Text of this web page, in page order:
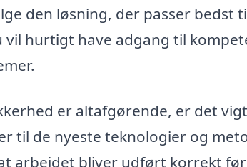
den løsning, der passer bedst
vil hurtigt have adgang til
er altafgørende, er det
til de nyeste teknologier og
arbejdet bliver udført korrekt